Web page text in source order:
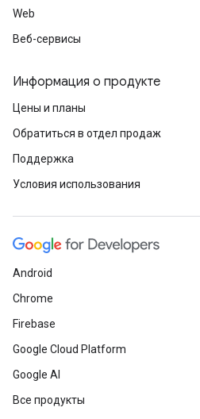
Web
Веб-сервисы
Информация о продукте
Цены и планы
Обратиться в отдел продаж
Поддержка
Условия использования
Android
Chrome
Firebase
Google Cloud Platform
Google AI
Все продукты